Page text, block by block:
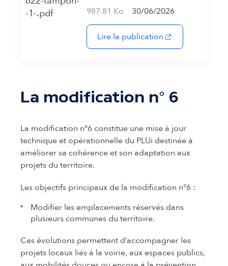
987.81 Ko
30/06/2026
Lire la publication (s'ouvre dans
La modification n° 6
La modification n°6 constitue une mise à jour
technique et opérationnelle du PLUi destinée à
améliorer sa cohérence et son adaptation aux
projets du territoire.
Les objectifs principaux de la modification n°6 :
Modifier les emplacements réservés dans
plusieurs communes du territoire.
Ces évolutions permettent d’accompagner les
projets locaux liés à la voirie, aux espaces publics,